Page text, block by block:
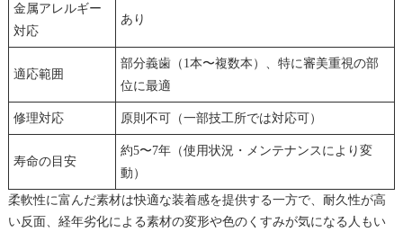
金属アレルギー
対応
あり
適応範囲
部分義歯（1本〜複数本）、特に審美重視の部
位に最適
修理対応 原則不可（一部技工所では対応可）
寿命の目安
約5〜7年（使用状況・メンテナンスにより変
動）
柔軟性に富んだ素材は快適な装着感を提供する一方で、耐久性が高
い反面、経年劣化による素材の変形や色のくすみが気になる人もい